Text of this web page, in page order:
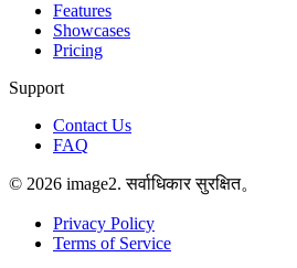
Features
Showcases
Pricing
Support
Contact Us
FAQ
© 2026 image2. सर्वाधिकार सुरक्षित。
Privacy Policy
Terms of Service